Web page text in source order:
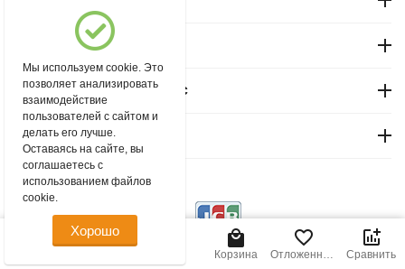
Магазин "Северный"
Покупательский сервис
Контакты
© 2004 - 2026 msever.ru.
Корзина
Отложенные
Сравнить
Мы используем cookie. Это
позволяет анализировать
взаимодействие
пользователей с сайтом и
делать его лучше.
Оставаясь на сайте, вы
соглашаетесь с
использованием файлов
cookie.
Хорошо